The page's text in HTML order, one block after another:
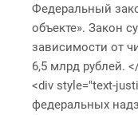
Федеральный
объекте». Закон
зависимости от
6,5 млрд рублей.
<div style="text-
федеральных